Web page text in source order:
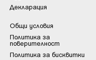
Декларация
Общи условия
Пoлитикa зa
пoвepитeлнocт
Политика за бисквитки